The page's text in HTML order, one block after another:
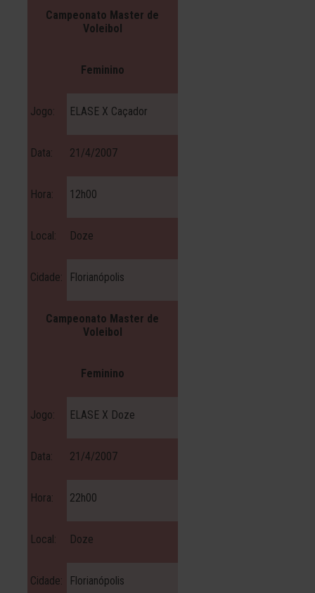
Campeonato Master de
Voleibol
Feminino
Jogo: ELASE X Caçador
Data: 21/4/2007
Hora: 12h00
Local: Doze
Cidade: Florianópolis
Campeonato Master de
Voleibol
Feminino
Jogo: ELASE X Doze
Data: 21/4/2007
Hora: 22h00
Local: Doze
Cidade: Florianópolis